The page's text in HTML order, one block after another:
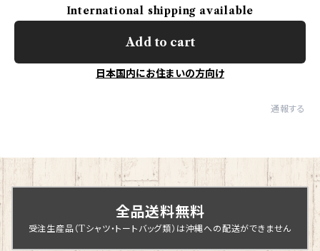
International shipping available
Add to cart
日本国内にお住まいの方向け
通報する
全品送料無料
受注生産品（Tシャツ・トートバッグ類）は沖縄への配送ができません